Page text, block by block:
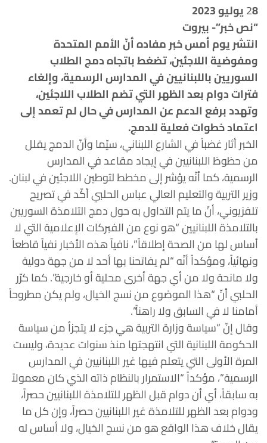
28 يوليو 2023
“نص خبر”- بيروت
انتشر يوم أمس خبر مفاده أنّ الأمم المتحدة
ومفوضية اللاجئين، تضغط باتجاه دمج الطلاب
السوريين باللبنانيين في المدارس الرسمية، وإلغاء
فترات دوام بعد الظهر التي تضم الطلاب اللاجئين،
وتهدد برفع الدعم عن المدارس في حال لم تعمد إلى
اعتماد خطوات فعلية للدمج.
الخبر أثار غضباً في الشارع اللبناني، سيّما وأنّ الدمج يقلل
من حظوظ اللبنانيين في إيجاد مقاعد في المدارس
الرسمية، كما أنّه يؤشر إلى مخطط لتوطين اللاجئين في لبنان.
وزير التربية والتعليم العالي عباس الحلبي أكّد في تصريح
تلفزيوني، أنّ ما يتم التداول به حول دمج التلامذة السوريين
بالتلامذة اللبنانيين “هو نوع من الفبركات الإعلامية التي لا
أساس لها من الصحة إطلاقاً”، نافياً هذه الأخبار نفياً قاطعاً
ونهائياً، ومؤكداً أنّه “لم يفاتحنا بها أحد لا من جهة دولية
ولا مانحة ولا من أي جهة أخرى محلية أو خارجية”. كما كرّر
الحلبي أنّ “هذا الموضوع من نسج الخيال، ولم يكن مطروحاً
أمامنا لا في السابق ولا راهناً”.
وقال إنّ “سياسة وزارة التربية هي جزء لا يتجزأ من سياسة
الحكومة اللبنانية التي انتهجتها منذ سنوات عديدة، وليست
المرة الأولى التي يتعلم فيها غير اللبنانيين في المدارس
الرسمية”، مؤكداً “الاستمرار بالنظام ذاته الذي كان معمولاً
به سابقاً، أي أن دوام قبل الظهر للتلامذة اللبنانيين حصراً،
ودوام بعد الظهر للتلامذة غير اللبنانيين حصراً، وإن كل ما
يقال خلاف هذا الواقع هو من نسج الخيال، ولا أساس له